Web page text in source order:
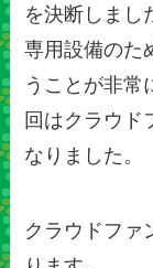
を決断しまし
専用設備のた
うことが非常
回はクラウド
なりました。
クラウドファ